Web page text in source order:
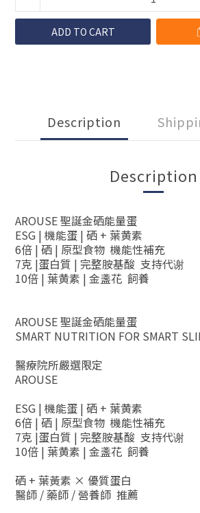
ADD TO CART
Description
Description
AROUSE 聖誕金硒能量蛋
ESG | 機能蛋 | 硒 + 葉黄素
6倍 | 硒 | 原型食物 機能性補充
7克 |蛋白質 | 完整胺基酸 支持代谢
10倍 | 葉黄素 | 金盞花 飼養
AROUSE 聖誕金硒能量蛋
SMART NUTRITION FOR SMART
醫療院所嚴選限定
AROUSE
ESG | 機能蛋 | 硒 + 葉黄素
6倍 | 硒 | 原型食物 機能性補充
7克 |蛋白質 | 完整胺基酸 支持代谢
10倍 | 葉黄素 | 金盞花 飼養
硒 + 葉黃素 × 優質蛋白
醫師 / 藥師 / 營養師 推薦